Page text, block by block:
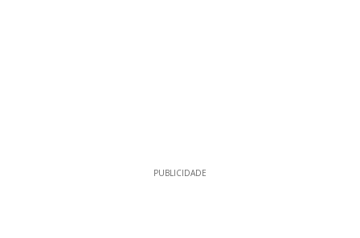
PUBLICIDADE